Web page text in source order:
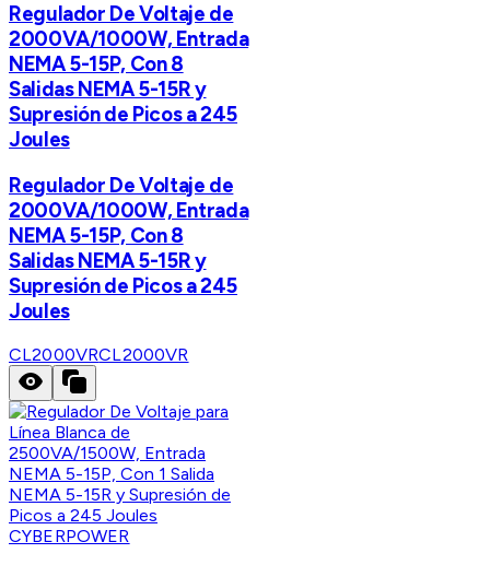
Regulador De Voltaje de
2000VA/1000W, Entrada
NEMA 5-15P, Con 8
Salidas NEMA 5-15R y
Supresión de Picos a 245
Joules
Regulador De Voltaje de
2000VA/1000W, Entrada
NEMA 5-15P, Con 8
Salidas NEMA 5-15R y
Supresión de Picos a 245
Joules
CL2000VRCL2000VR
CYBERPOWER